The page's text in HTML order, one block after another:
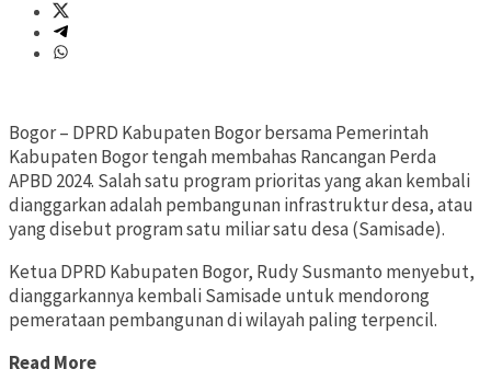
Bogor – DPRD Kabupaten Bogor bersama Pemerintah
Kabupaten Bogor tengah membahas Rancangan Perda
APBD 2024. Salah satu program prioritas yang akan kembali
dianggarkan adalah pembangunan infrastruktur desa, atau
yang disebut program satu miliar satu desa (Samisade).
Ketua DPRD Kabupaten Bogor, Rudy Susmanto menyebut,
dianggarkannya kembali Samisade untuk mendorong
pemerataan pembangunan di wilayah paling terpencil.
Read More